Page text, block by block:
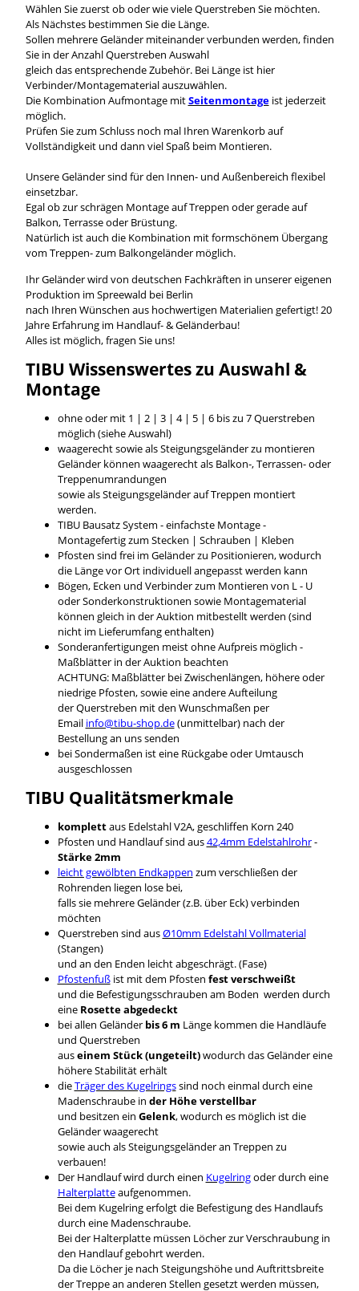
Wählen Sie zuerst ob oder wie viele Querstreben Sie möchten.
Als Nächstes bestimmen Sie die Länge.
Sollen mehrere Geländer miteinander verbunden werden, finden
Sie in der Anzahl Querstreben Auswahl
gleich das entsprechende Zubehör. Bei Länge ist hier
Verbinder/Montagematerial auszuwählen.
Die Kombination Aufmontage mitSeitenmontageist jederzeit
möglich.
Prüfen Sie zum Schluss noch mal Ihren Warenkorb auf
Vollständigkeit und dann viel Spaß beim Montieren.
Unsere Geländer sind für den Innen- und Außenbereich flexibel
einsetzbar.
Egal ob zur schrägen Montage auf Treppen oder gerade auf
Balkon, Terrasse oder Brüstung.
Natürlich ist auch die Kombination mit formschönem Übergang
vom Treppen- zum Balkongeländer möglich.
Ihr Geländer wird von deutschen Fachkräften in unserer eigenen
Produktion im Spreewald bei Berlin
nach Ihren Wünschen aus hochwertigen Materialien gefertigt! 20
Jahre Erfahrung im Handlauf- & Geländerbau!
Alles ist möglich, fragen Sie uns!
TIBU Wissenswerteszu Auswahl &
Montage
ohne oder mit 1 | 2 | 3 | 4 | 5 | 6 bis zu 7 Querstreben
möglich (siehe Auswahl)
waagerecht sowie als Steigungsgeländer zu montieren
Geländer können waagerecht als Balkon-, Terrassen- oder
Treppenumrandungen
sowie als Steigungsgeländer auf Treppen montiert
werden.
TIBU Bausatz System - einfachste Montage -
Montagefertig zum Stecken | Schrauben | Kleben
Pfosten sind frei im Geländer zu Positionieren, wodurch
die Länge vor Ort individuell angepasst werden kann
Bögen, Ecken und Verbinder zum Montieren von L - U
oder Sonderkonstruktionen sowie Montagematerial
können gleich in der Auktion mitbestellt werden (sind
nicht im Lieferumfang enthalten)
Sonderanfertigungen meist ohne Aufpreis möglich -
Maßblätter in der Auktion beachten
ACHTUNG: Maßblätter bei Zwischenlängen, höhere oder
niedrige Pfosten, sowie eine andere Aufteilung
der Querstreben mit den Wunschmaßen per
Email info@tibu-shop.de(unmittelbar) nach der
Bestellung an uns senden
bei Sondermaßen ist eine Rückgabe oder Umtausch
ausgeschlossen
TIBU Qualitätsmerkmale
komplettaus Edelstahl V2A, geschliffen Korn 240
Pfosten und Handlauf sind aus42,4mm Edelstahlrohr-
Stärke 2mm
leicht gewölbten Endkappen zum verschließen der
Rohrenden liegen lose bei,
falls sie mehrere Geländer (z.B. über Eck) verbinden
möchten
Querstreben sind ausØ10mm Edelstahl Vollmaterial
(Stangen)
und an den Enden leicht abgeschrägt. (Fase)
Pfostenfußist mit dem Pfosten fest verschweißt
und die Befestigungsschrauben am Boden werden durch
eine Rosette abgedeckt
bei allen Geländer bis 6 m Länge kommen die Handläufe
und Querstreben
auseinem Stück (ungeteilt)wodurch das Geländer eine
höhere Stabilität erhält
dieTräger des Kugelringssind noch einmal durch eine
Madenschraube in der Höhe verstellbar
und besitzen ein Gelenk, wodurch es möglich ist die
Geländer waagerecht
sowie auch als Steigungsgeländer an Treppen zu
verbauen!
Der Handlauf wird durch einen Kugelringoder durch eine
Halterplatteaufgenommen.
Bei dem Kugelring erfolgt die Befestigung des Handlaufs
durch eine Madenschraube.
Bei der Halterplatte müssen Löcher zur Verschraubung in
den Handlauf gebohrt werden.
Da die Löcher je nach Steigungshöhe und Auftrittsbreite
der Treppe an anderen Stellen gesetzt werden müssen,